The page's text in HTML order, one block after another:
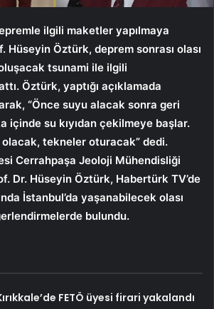
ilgili maketler yapılmaya
Hüseyin Öztürk, deprem sonrası olası
tsunami ile ilgili
Öztürk, yaptığı açıklamada
“Önce suyu alacak sonra geri
içinde su kıyıdan çekilmeye başlar.
tekneler oturacak” dedi.
Cerrahpaşa Jeoloji Mühendisliği
Dr. Hüseyin Öztürk, Habertürk TV’de
İstanbul’da yaşanabilecek olası
bulundu.
FETÖ üyesi firari yakalandı